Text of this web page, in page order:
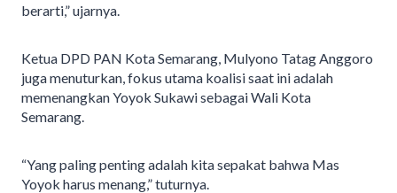
berarti,” ujarnya.
Ketua DPD PAN Kota Semarang, Mulyono Tatag Anggoro
juga menuturkan, fokus utama koalisi saat ini adalah
memenangkan Yoyok Sukawi sebagai Wali Kota
Semarang.
“Yang paling penting adalah kita sepakat bahwa Mas
Yoyok harus menang,” tuturnya.